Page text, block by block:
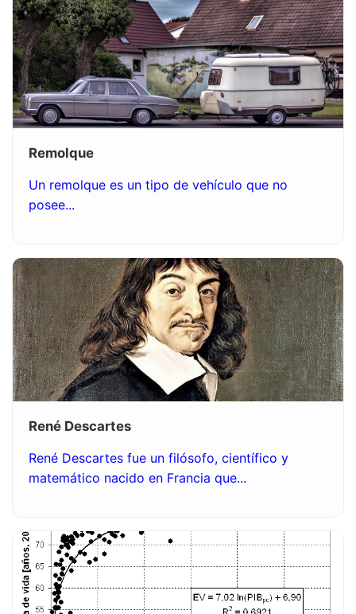
Remolque
Un remolque es un tipo de vehículo que no
posee...
René Descartes
René Descartes fue un filósofo, científico y
matemático nacido en Francia que...